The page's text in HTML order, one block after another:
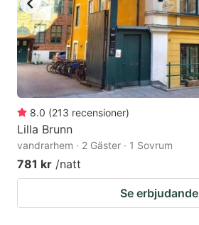
8.0 (213 recensioner)
Lilla Brunn
vandrarhem · 2 Gäster · 1 Sovrum
781 kr /natt
Se erbjudande